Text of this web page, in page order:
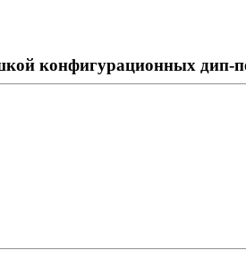
конфигурационных дип-